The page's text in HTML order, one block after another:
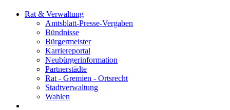
Rat & Verwaltung
Amtsblatt-Presse-Vergaben
Bündnisse
Bürgermeister
Karriereportal
Neubürgerinformation
Partnerstädte
Rat - Gremien - Ortsrecht
Stadtverwaltung
Wahlen